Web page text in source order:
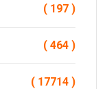
( 197 )
( 464 )
( 17714 )